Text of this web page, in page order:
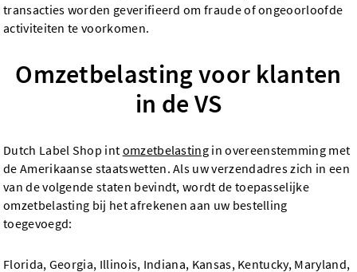
transacties worden geverifieerd om fraude of ongeoorloofde
activiteiten te voorkomen.
Omzetbelasting voor klanten
in de VS
Dutch Label Shop int omzetbelasting in overeenstemming met
de Amerikaanse staatswetten. Als uw verzendadres zich in een
van de volgende staten bevindt, wordt de toepasselijke
omzetbelasting bij het afrekenen aan uw bestelling
toegevoegd:
Florida, Georgia, Illinois, Indiana, Kansas, Kentucky, Maryland,